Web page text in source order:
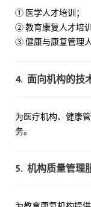
① 医学人才培训；
② 教育康复人才培训
③ 健康与康复管理人
4. 面向机构的技
为医疗机构、健康
务。
5. 机构质量管理